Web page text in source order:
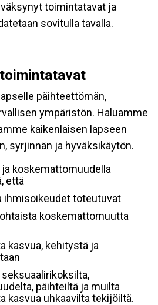
toimintatavat ja
sovitulla tavalla.
toimintatavat
päihteettömän,
ympäristön. Haluamme
kaikenlaisen lapseen
syrjinnän ja hyväksikäytön.
koskemattomuudella
että
ihmisoikeudet toteutuvat
koskemattomuutta
kasvua, kehitystä ja
päihteiltä ja muilta
kasvua uhkaavilta tekijöiltä.